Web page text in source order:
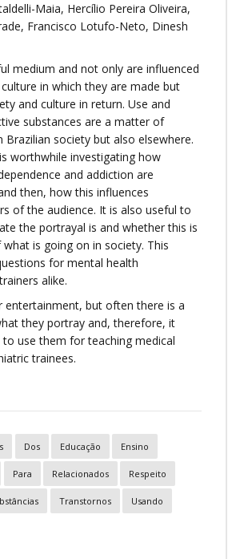
Maia, Hercílio Pereira Oliveira,
Francisco Lotufo-Neto, Dinesh
medium and not only are influenced
in which they are made but
and culture in return. Use and
substances are a matter of
Brazilian society but also elsewhere.
worthwhile investigating how
and addiction are
then, how this influences
of the audience. It is also useful to
the portrayal is and whether this is
is going on in society. This
for mental health
alike.
entertainment, but often there is a
they portray and, therefore, it
to use them for teaching medical
trainees.
Dos Educação Ensino
Para Relacionados Respeito
Transtornos Usando